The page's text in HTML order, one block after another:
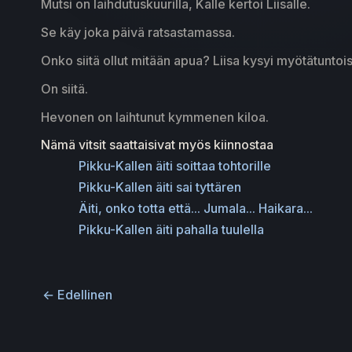
Mutsi on laihdutuskuurilla, Kalle kertoi Liisalle.
Se käy joka päivä ratsastamassa.
Onko siitä ollut mitään apua? Liisa kysyi
On siitä.
Hevonen on laihtunut kymmenen kiloa.
Nämä vitsit saattaisivat myös kiinnostaa
Pikku-Kallen äiti soittaa tohtorille
Pikku-Kallen äiti sai tyttären
Äiti, onko totta että... Jumala... Haikara...
Pikku-Kallen äiti pahalla tuulella
← Edellinen